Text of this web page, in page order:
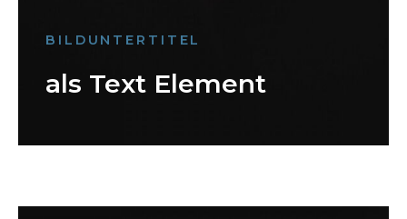
BILDUNTERTITEL
als Text Element